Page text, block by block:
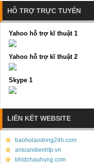
HỖ TRỢ TRỰC TUYẾN
Yahoo hỗ trợ kĩ thuật 1
Yahoo hỗ trợ kĩ thuật 2
Skype 1
LIÊN KẾT WEBSITE
baoholaodong24h.com
antoandienhtp.vn
bhldchauhung.com